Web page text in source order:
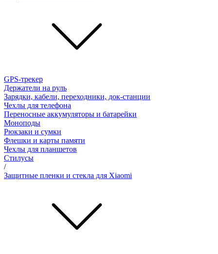
GPS-трекер
Держатели на руль
Зарядки, кабели, переходники, док-станции
Чехлы для телефона
Переносные аккумуляторы и батарейки
Моноподы
Рюкзаки и сумки
Флешки и карты памяти
Чехлы для планшетов
Стилусы
/
Защитные пленки и стекла для Xiaomi